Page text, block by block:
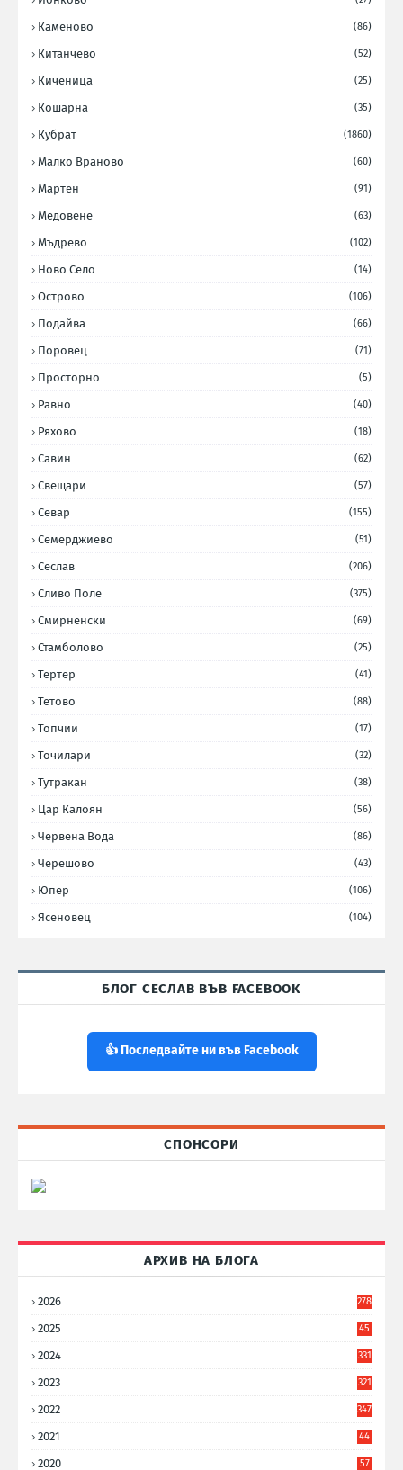
Каменово (86)
Китанчево (52)
Киченица (25)
Кошарна (35)
Кубрат (1860)
Малко Враново (60)
Мартен (91)
Медовене (63)
Мъдрево (102)
Ново Село (14)
Острово (106)
Подайва (66)
Поровец (71)
Просторно (5)
Равно (40)
Ряхово (18)
Савин (62)
Свещари (57)
Севар (155)
Семерджиево (51)
Сеслав (206)
Сливо Поле (375)
Смирненски (69)
Стамболово (25)
Тертер (41)
Тетово (88)
Топчии (17)
Точилари (32)
Тутракан (38)
Цар Калоян (56)
Червена Вода (86)
Черешово (43)
Юпер (106)
Ясеновец (104)
БЛОГ СЕСЛАВ ВЪВ FACEBOOK
👍 Последвайте ни във Facebook
СПОНСОРИ
АРХИВ НА БЛОГА
2026 278
2025
45
2024 331
2023 321
2022 347
2021
44
2020 57